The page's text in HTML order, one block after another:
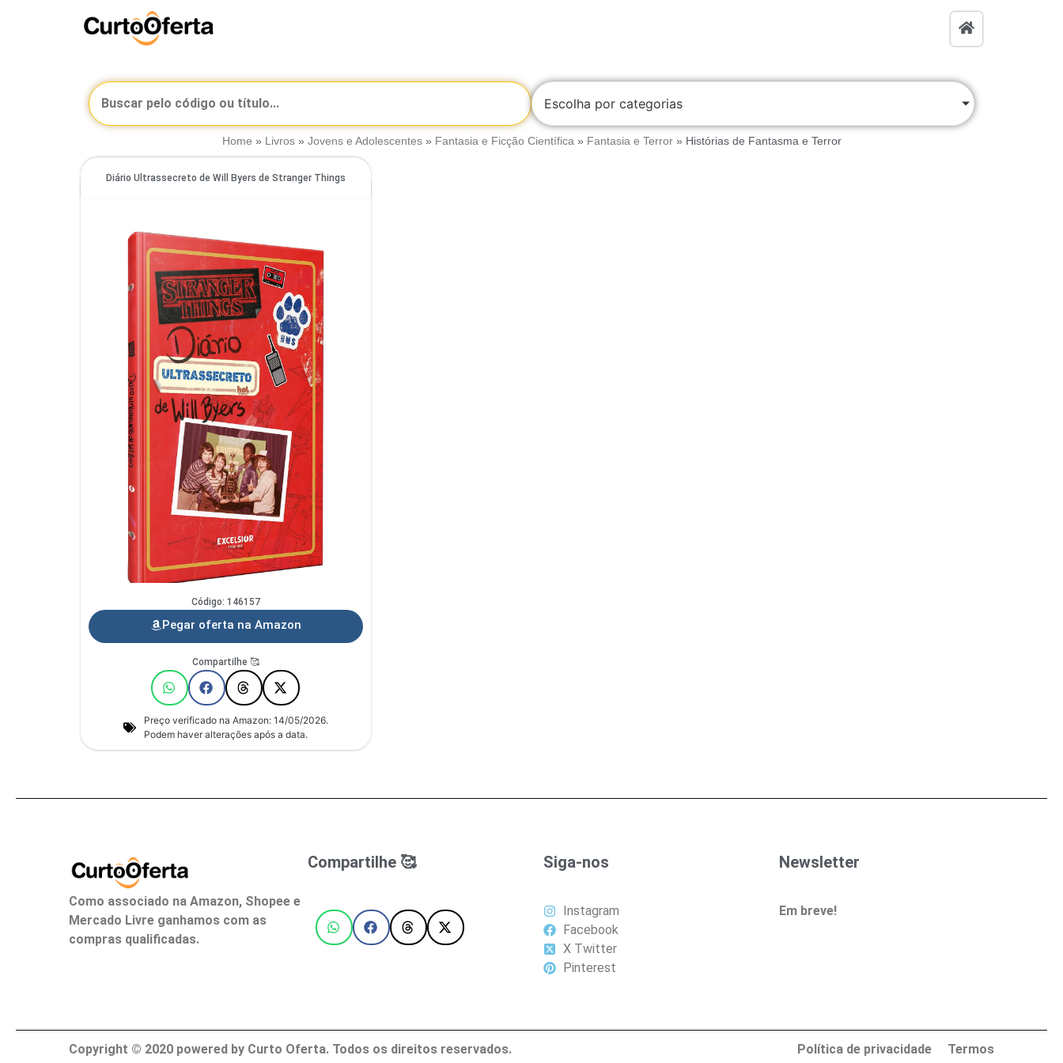
Escolha por categorias
Home » Livros» Jovens e Adolescentes» Fantasia e Ficção Científica» Fantasia e Terror» Histórias de Fantasma e Terror
Diário Ultrassecreto de Will Byers de Stranger Things
Código: 146157
Pegar oferta na Amazon
Compartilhe 🥰
Preço verificado na Amazon: 14/05/2026.
Podem haver alterações após a data.
Como associado na Amazon, Shopee e
Mercado Livre ganhamos com as
compras qualificadas.
Compartilhe 🥰 Siga-nos
Instagram
Facebook
X Twitter
Pinterest
Newsletter
Em breve!
Copyright © 2020 powered by Curto Oferta. Todos os direitos reservados. Política de privacidade Termos